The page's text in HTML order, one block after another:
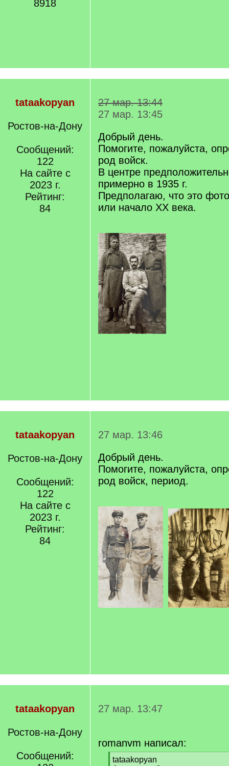
8918
tataakopyan
Ростов-на-Дону
Сообщений:
122
На сайте с
2023 г.
Рейтинг:
84
27 мар. 13:44
27 мар. 13:45
Добрый день.
Помогите, пожалуйста,
род войск.
В центре
примерно в 1935 г.
Предполагаю, что это
или начало XX века.
tataakopyan
Ростов-на-Дону
Сообщений:
122
На сайте с
2023 г.
Рейтинг:
84
27 мар. 13:46
Добрый день.
Помогите, пожалуйста,
род войск, период.
tataakopyan
Ростов-на-Дону
Сообщений:
27 мар. 13:47
romanvm написал:
[tataakopyan